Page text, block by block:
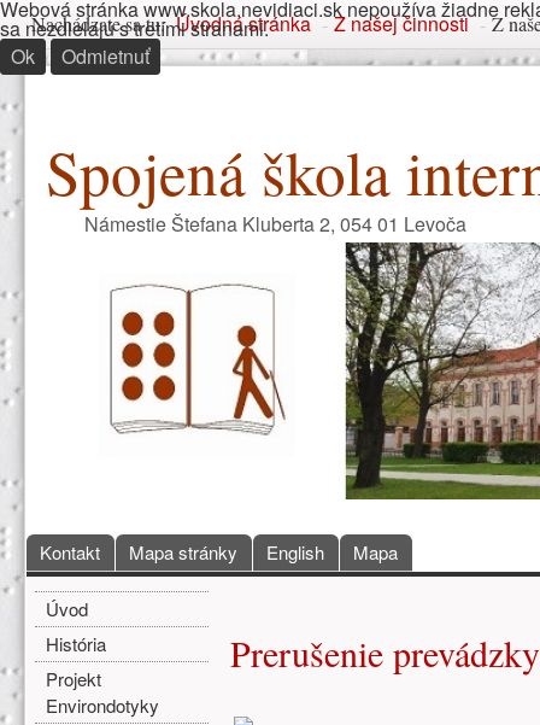
Nachádzate sa tu
Nachádzate sa tu:Úvodná stránka - Z našej činnosti - Z
Spojená škola
Námestie Štefana Kluberta 2, 054 01 Levoča
Hlavné menu
Kontakt Mapa stránky English Mapa
Bočné menu
Úvod
História
Projekt
Environdotyky
Prerušenie
Webová stránka www.skola.nevidiaci.sk nepoužíva žiadne
sa nezdielajú s tretími stranami.
Ok
Odmietnuť